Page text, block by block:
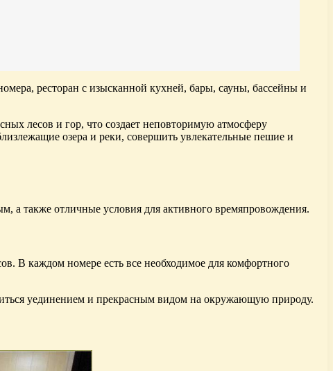
ресторан с изысканной кухней, бары, сауны, бассейны и
лесов и гор, что создает неповторимую атмосферу
озера и реки, совершить увлекательные пешие и
а также отличные условия для активного времяпровождения.
В каждом номере есть все необходимое для комфортного
уединением и прекрасным видом на окружающую природу.